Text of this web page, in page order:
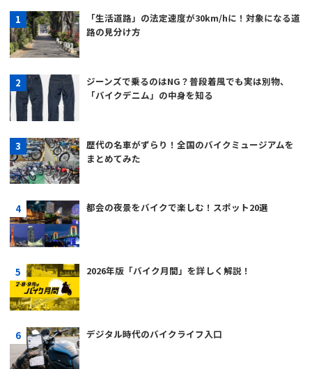
「生活道路」の法定速度が30km/hに！対象になる道
路の見分け方
ジーンズで乗るのはNG？普段着風でも実は別物、
「バイクデニム」の中身を知る
歴代の名車がずらり！全国のバイクミュージアムを
まとめてみた
都会の夜景をバイクで楽しむ！スポット20選
2026年版「バイク月間」を詳しく解説！
デジタル時代のバイクライフ入口